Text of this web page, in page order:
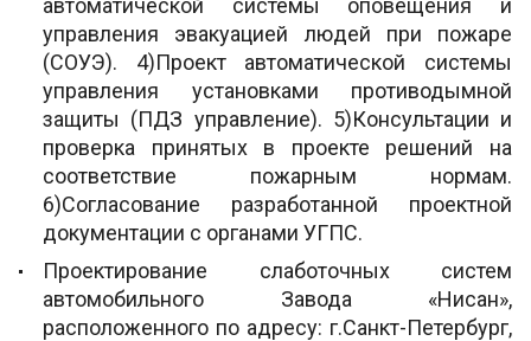
автоматической системы оповещения и
управления эвакуацией людей при пожаре
(СОУЭ). 4)Проект автоматической системы
управления установками противодымной
защиты (ПДЗ управление). 5)Консультации и
проверка принятых в проекте решений на
соответствие пожарным нормам.
6)Согласование разработанной проектной
документации с органами УГПС.
Проектирование слаботочных систем
автомобильного Завода «Нисан»,
расположенного по адресу: г.Санкт-Петербург,